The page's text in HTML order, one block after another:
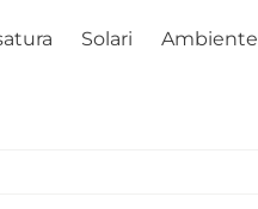
Solari Ambiente